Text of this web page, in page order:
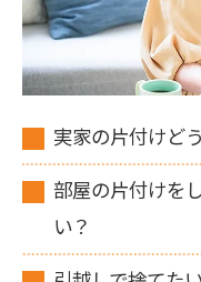
実家の片付けど
部屋の片付けを
い？